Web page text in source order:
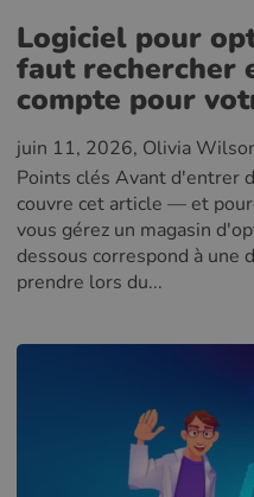
Logiciel pour
faut rechercher
compte pour
juin 11, 2026, Olivia
Points clés Avant d'entrer
couvre cet article — et
vous gérez un magasin
dessous correspond à une
prendre lors du...